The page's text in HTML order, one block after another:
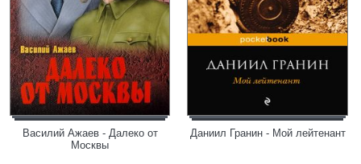
Василий Ажаев - Далеко от
Москвы
Даниил Гранин - Мой лейтенант